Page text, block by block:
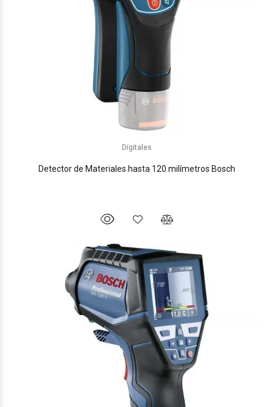
Digitales
Detector de Materiales hasta 120 milímetros Bosch